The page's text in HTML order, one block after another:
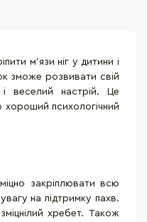
м'язи ніг у дитини і
зможе розвивати свій
веселий настрій. Це
психологічний
закріплювати всю
на підтримку пахв.
хребет. Також